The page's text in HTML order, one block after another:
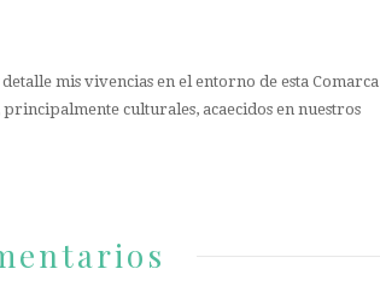
mis vivencias en el entorno de esta Comarca
culturales, acaecidos en nuestros